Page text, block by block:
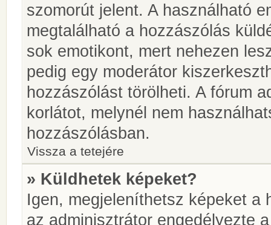
szomorút jelent. A használható
megtalálható a hozzászólás
sok emotikont, mert nehezen
pedig egy moderátor
hozzászólást törölheti. A fórum
korlátot, melynél nem
hozzászólásban.
Vissza a tetejére
» Küldhetek képeket?
Igen, megjeleníthetsz képeket a
az adminisztrátor engedélyezte